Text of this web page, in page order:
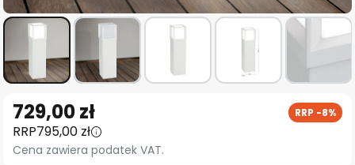
na
początek
galerii
729,00 zł RRP -8%
RRP795,00 zł
Cena zawiera podatek VAT.